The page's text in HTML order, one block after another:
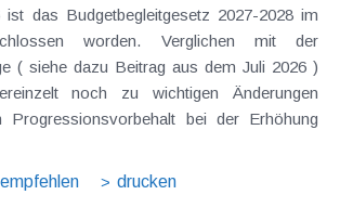
das Budgetbegleitgesetz 2027-2028 im
worden. Verglichen mit der
( siehe dazu Beitrag aus dem Juli 2026 )
noch zu wichtigen Änderungen
empfehlen drucken